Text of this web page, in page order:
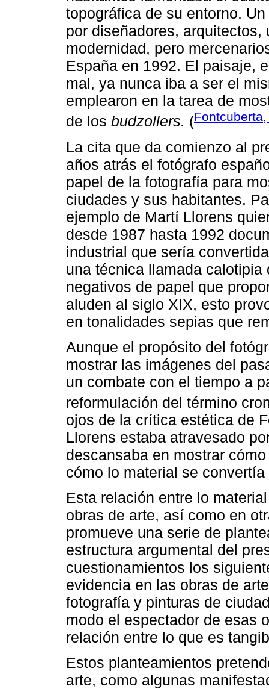
topográfica de su entorno.
por diseñadores,
modernidad, pero
España en 1992. El paisaje,
mal, ya nunca iba a ser el
emplearon en la tarea de
de los budzollers. (
La cita que da comienzo al
años atrás el fotógrafo
papel de la fotografía para
ciudades y sus habitantes.
ejemplo de Martí Llorens
desde 1987 hasta 1992
industrial que sería
una técnica llamada
negativos de papel que
aluden al siglo XIX, esto
en tonalidades sepias que
Aunque el propósito del
mostrar las imágenes del
un combate con el tiempo a
reformulación del término
ojos de la crítica estética de
Llorens estaba atravesado
descansaba en mostrar
cómo lo material se
Esta relación entre lo
obras de arte, así como en
promueve una serie de
estructura argumental del
cuestionamientos los
evidencia en las obras de
fotografía y pinturas de
modo el espectador de esas
relación entre lo que es
Estos planteamientos
arte, como algunas